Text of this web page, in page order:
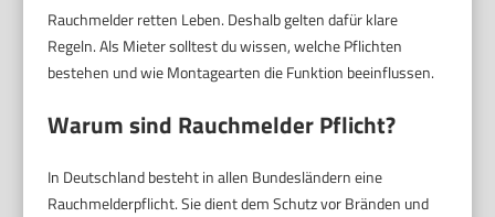
Rauchmelder retten Leben. Deshalb gelten dafür klare
Regeln. Als Mieter solltest du wissen, welche Pflichten
bestehen und wie Montagearten die Funktion beeinflussen.
Warum sind Rauchmelder Pflicht?
In Deutschland besteht in allen Bundesländern eine
Rauchmelderpflicht. Sie dient dem Schutz vor Bränden und